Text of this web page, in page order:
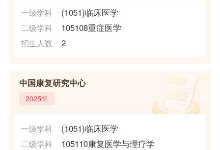
一级学科 (1051)临床医学
二级学科 105108重症医学
招生人数 2
中国康复研究中心
2025年
一级学科 (1051)临床医学
二级学科 105110康复医学与理疗学